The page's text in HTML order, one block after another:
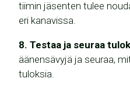
tiimin jäsenten tulee
eri kanavissa.
8. Testaa ja seuraa
äänensävyjä ja seuraa,
tuloksia.